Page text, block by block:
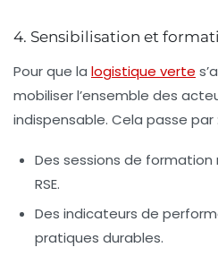
4. Sensibilisation et
Pour que la logistique verte
mobiliser l’ensemble des
indispensable. Cela passe par :
Des sessions de formation
RSE.
Des indicateurs de
pratiques durables.